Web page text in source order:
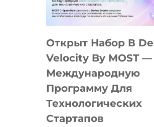
CAMP
ДАЛ
ПОДРОСТКАМ
БИЛЕТ
IT-
Открыт Набор В
Velocity By MOST —
Международную
Программу Для
Технологических
Стартапов